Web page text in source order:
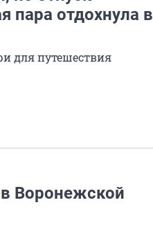
пара отдохнула в
для путешествия
в Воронежской